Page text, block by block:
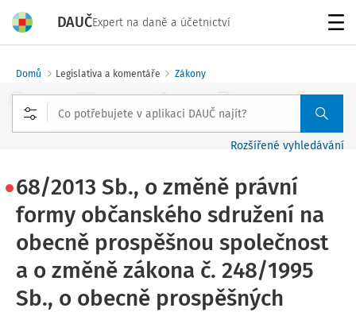
DAUČExpert na daně a účetnictví
Domů Legislativa a komentáře Zákony
Rozšířené vyhledávání
68/2013 Sb., o změně právní
formy občanského sdružení na
obecně prospěšnou společnost
a o změně zákona č. 248/1995
Sb., o obecně prospěšných